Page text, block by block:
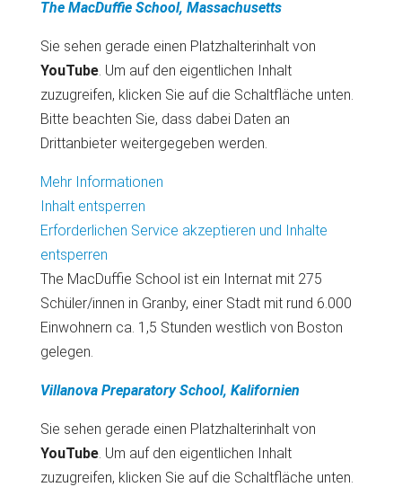
The MacDuffie School, Massachusetts
Sie sehen gerade einen Platzhalterinhalt von
YouTube. Um auf den eigentlichen Inhalt
zuzugreifen, klicken Sie auf die Schaltfläche unten.
Bitte beachten Sie, dass dabei Daten an
Drittanbieter weitergegeben werden.
Mehr Informationen
Inhalt entsperren
Erforderlichen Service akzeptieren und Inhalte
entsperren
The MacDuffie School ist ein Internat mit 275
Schüler/innen in Granby, einer Stadt mit rund 6.000
Einwohnern ca. 1,5 Stunden westlich von Boston
gelegen.
Villanova Preparatory School, Kalifornien
Sie sehen gerade einen Platzhalterinhalt von
YouTube. Um auf den eigentlichen Inhalt
zuzugreifen, klicken Sie auf die Schaltfläche unten.